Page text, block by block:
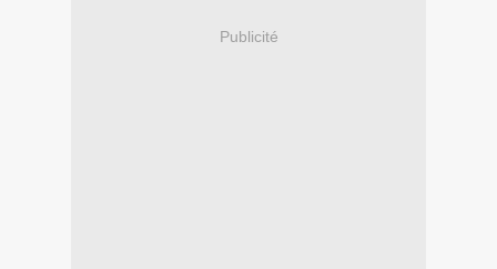
Publicité